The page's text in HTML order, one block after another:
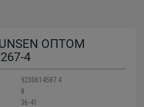
ОПТОМ
4
9230614587 4
8
36-41